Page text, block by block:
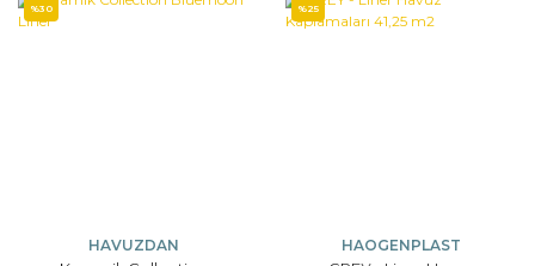
%30
HAVUZDAN
%25
HAOGENPLAST